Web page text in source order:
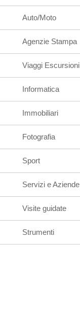
Auto/Moto
Agenzie Stampa
Viaggi Escursioni
Informatica
Immobiliari
Fotografia
Sport
Servizi e Aziende
Visite guidate
Strumenti